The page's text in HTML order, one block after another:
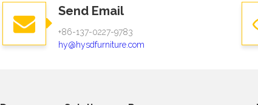
Send Email
+86-137-0227-9783​​​​​​​
hy@hysdfurniture.com